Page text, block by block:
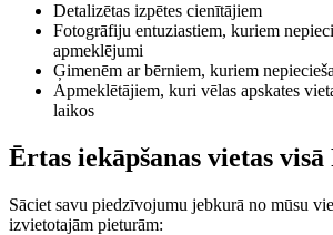
Detalizētas izpētes cienītājiem
Fotogrāfiju entuziastiem, kuriem
apmeklējumi
Ģimenēm ar bērniem, kuriem
Apmeklētājiem, kuri vēlas apskates
laikos
Ērtas iekāpšanas vietas visā
Sāciet savu piedzīvojumu jebkurā no mūsu
izvietotajām pieturām: